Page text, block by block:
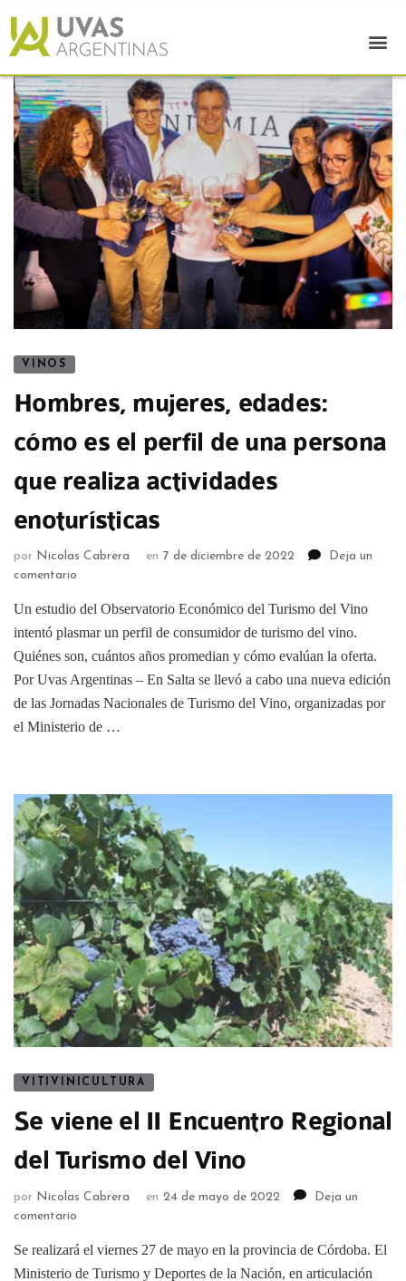
VINOS
Hombres, mujeres, edades:
cómo es el perfil de una persona
que realiza actividades
enoturísticas
por Nicolas Cabrera en 7 de diciembre de 2022
Deja un
comentario
Un estudio del Observatorio Económico del Turismo del Vino
intentó plasmar un perfil de consumidor de turismo del vino.
Quiénes son, cuántos años promedian y cómo evalúan la oferta.
Por Uvas Argentinas – En Salta se llevó a cabo una nueva edición
de las Jornadas Nacionales de Turismo del Vino, organizadas por
el Ministerio de …
VITIVINICULTURA
Se viene el II Encuentro Regional
del Turismo del Vino
por Nicolas Cabrera en 24 de mayo de 2022
Deja un
comentario
Se realizará el viernes 27 de mayo en la provincia de Córdoba. El
Ministerio de Turismo y Deportes de la Nación, en articulación